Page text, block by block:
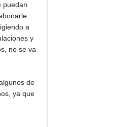
puedan
a
y
no se va
de
ya que